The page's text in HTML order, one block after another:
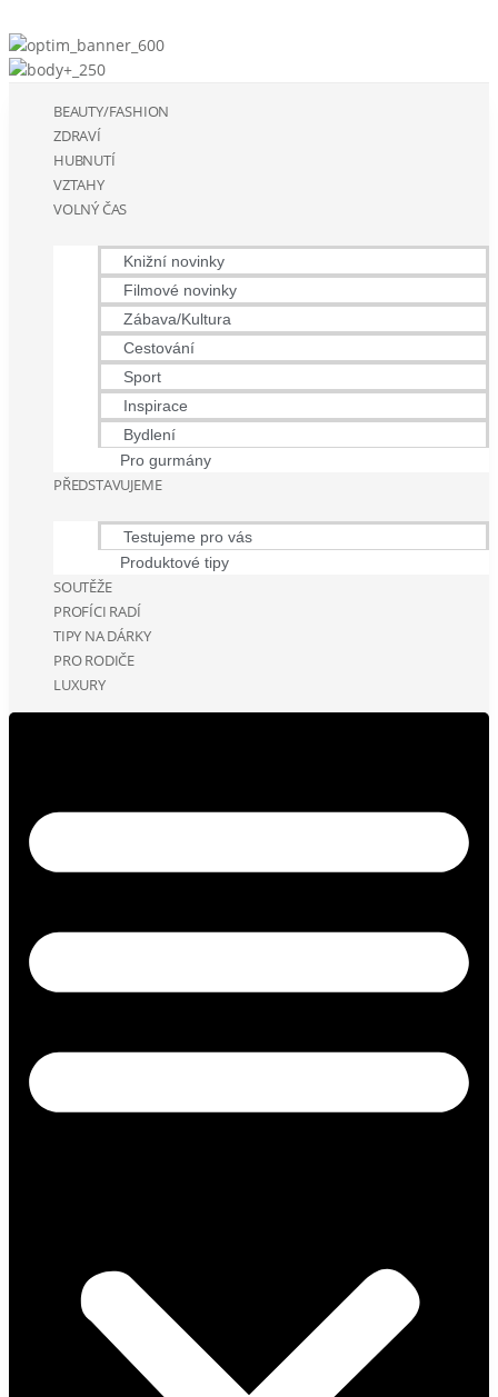
BEAUTY/FASHION
ZDRAVÍ
HUBNUTÍ
VZTAHY
VOLNÝ ČAS
Knižní novinky
Filmové novinky
Zábava/Kultura
Cestování
Sport
Inspirace
Bydlení
Pro gurmány
PŘEDSTAVUJEME
Testujeme pro vás
Produktové tipy
SOUTĚŽE
PROFÍCI RADÍ
TIPY NA DÁRKY
PRO RODIČE
LUXURY